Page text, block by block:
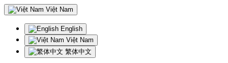
Việt Nam
English
Việt Nam
繁体中文